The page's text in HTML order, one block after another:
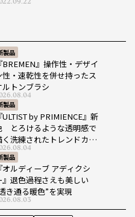
製品
『BREMEN』操作性・デザイ
性・速乾性を併せ持ったス
ルトンブラシ
製品
『ULTIST by PRIMIENCE』新
とろけるような透明感で
く洗練されたトレンドカラ
製品
『オルディーブ アディクシ
』退色過程さえも美しい
き通る暖色”を実現